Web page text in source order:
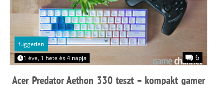
6
fuggetlen
1 éve, 1 hete és 4 napja
Acer Predator Aethon 330 teszt – kompakt gamer